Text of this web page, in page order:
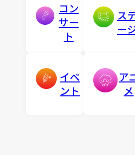
コン
サー
ト
ス
ー
イベ
ント
ア
メ